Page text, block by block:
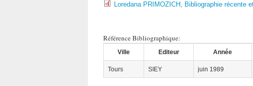
Loredana PRIMOZICH, Bibliographie récente
Référence Bibliographique:
Ville Editeur Année
Tours SIEY juin 1989